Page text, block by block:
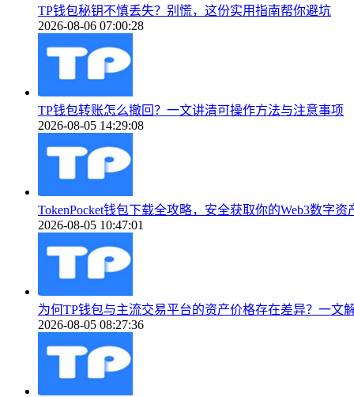
TP钱包秘钥不慎丢失？别慌，这份实用指南帮你避坑
2026-08-06 07:00:28
TP钱包转账怎么撤回？一文讲清可操作方法与注意事项
2026-08-05 14:29:08
TokenPocket钱包下载全攻略，安全获取你的Web3数字资
2026-08-05 10:47:01
为何TP钱包与主流交易平台的资产价格存在差异？一文
2026-08-05 08:27:36